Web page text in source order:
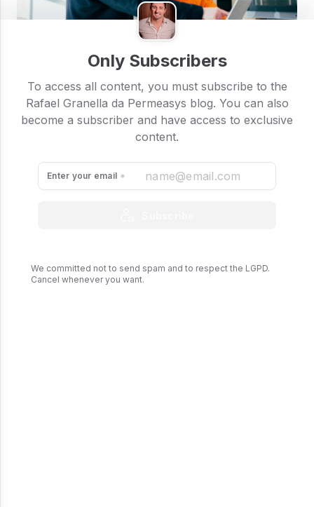
Atuar em vendas é sempre um desafio, requer foco,
determinação, força de vontade, inteligência e cada
vez mais a sensibilidade em compreender o cliente,
suas emoções e motivações.
Entender o que o seu cliente quer, em alguns
mercados, pode estar implícito e se você não estiver
relacionamentos duradouros e extremamente
lucrativos.
Only Subscribers
To access all content, you must subscribe to the
Rafael Granella da Permeasys blog. You can also
become a subscriber and have access to exclusive
content.
Enter your email
We committed not to send spam and to respect the LGPD.
Cancel whenever you want.